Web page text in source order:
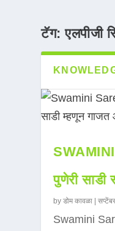
टॅग:एलपीजी
पुणेरी साडी
byडोम कावळा |
Swamini